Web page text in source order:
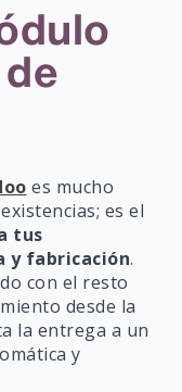
es mucho
es el
tus
y fabricación.
con el resto
desde la
la entrega a un
y